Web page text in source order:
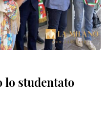
lo studentato